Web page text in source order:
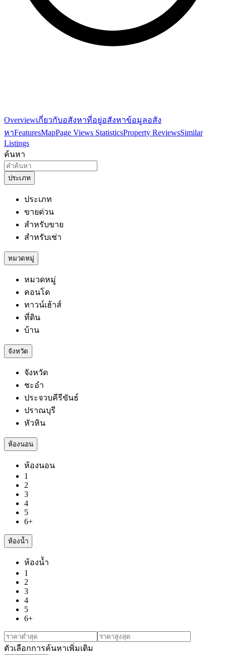
Overviewเกี่ยวกับอสังหาที่อยู่อสังหาข้อมูลอสัง
หาFeaturesMapPage Views StatisticsProperty ReviewsSimilar
Listings
ค้นหา
ประเภท
ประเภท
ขายด่วน
สำหรับขาย
สำหรับเช่า
หมวดหมู่
หมวดหมู่
คอนโด
ทาวน์เฮ้าส์
ที่ดิน
บ้าน
จังหวัด
จังหวัด
ชะอำ
ประจวบคีรีขันธ์
ปราณบุรี
หัวหิน
ห้องนอน
ห้องนอน
1
2
3
4
5
6+
ห้องน้ำ
ห้องน้ำ
1
2
3
4
5
6+
ตัวเลือกการค้นหาเพิ่มเติม